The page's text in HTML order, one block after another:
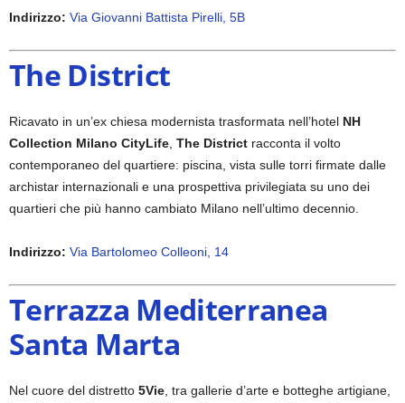
Indirizzo: Via Giovanni Battista Pirelli, 5B
The District
Ricavato in un’ex chiesa modernista trasformata nell’hotel NH
Collection Milano CityLife The District racconta il volto
contemporaneo del quartiere: piscina, vista sulle torri firmate dalle
archistar internazionali e una prospettiva privilegiata su uno dei
quartieri che più hanno cambiato Milano nell’ultimo decennio.
Indirizzo: Via Bartolomeo Colleoni, 14
Terrazza Mediterranea
Santa Marta
Nel cuore del distretto 5Vie , tra gallerie d’arte e botteghe artigiane,